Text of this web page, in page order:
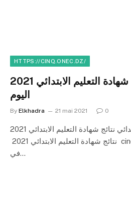
HTTPS://CINQ.ONEC.DZ/
نتائج شهادة التعليم الابتدائي 2021 cinq.onec.dz
اليوم
By Elkhadra 21 mai 2021 0
السنة الخامسة ابتدائي نتائج شهادة التعليم الابتدائي 2021 cinq
في…